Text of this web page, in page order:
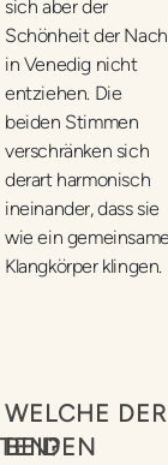
sich aber der
Schönheit der
in Venedig nicht
entziehen. Die
beiden Stimmen
verschränken sich
derart harmonisch
ineinander, dass sie
wie ein
Klangkörper klingen.
WELCHE DER
BEIDEN